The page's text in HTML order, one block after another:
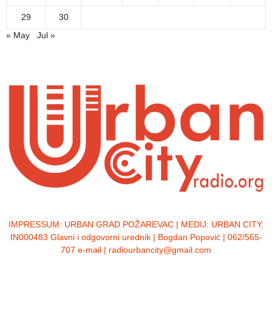
29
30
« May
Jul »
IMPRESSUM: URBAN GRAD POŽAREVAC | MEDIJ: URBAN CITY,
IN000483 Glavni i odgovorni urednik | Bogdan Popović | 062/565-
707 e-mail | radiourbancity@gmail.com